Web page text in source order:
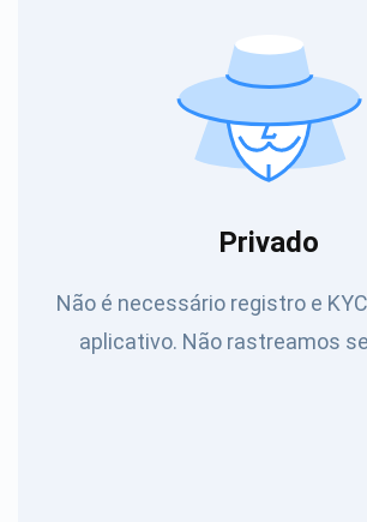
Privado
Não é necessário registro e
aplicativo. Não rastreamos